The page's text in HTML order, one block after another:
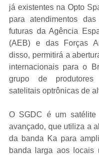
já existentes na Opto
para atendimentos das
futuras da Agência
(AEB) e das Forças
disso, permitirá a
internacionais para o
grupo de
satelitais optrônicas de
O SGDC é um satélite
avançado, que utiliza a
da banda Ka para
banda larga aos locais